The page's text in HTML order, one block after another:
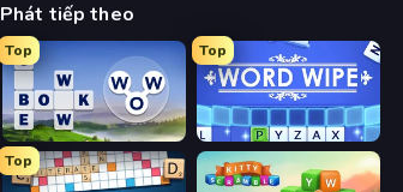
Phát tiếp theo
Top
Words of Wonders
Top
Word Wipe
Top